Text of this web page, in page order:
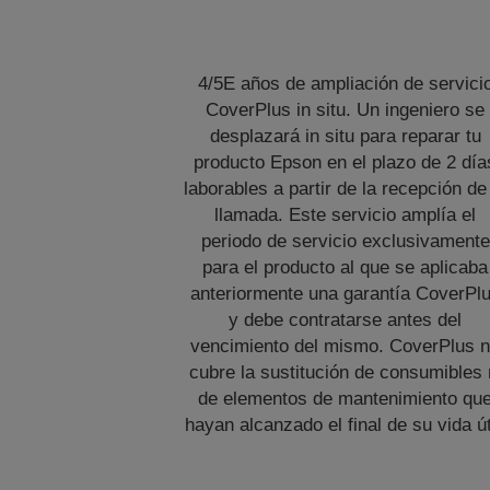
4/5E años de ampliación de
CoverPlus in situ. Un ingeniero se
desplazará in situ para reparar tu
producto Epson en el plazo de 2
laborables a partir de la recepción
llamada. Este servicio amplía el
periodo de servicio exclusivamente
para el producto al que se aplicaba
anteriormente una garantía
y debe contratarse antes del
vencimiento del mismo. CoverPlus
cubre la sustitución de consumibles
de elementos de mantenimiento
hayan alcanzado el final de su vida